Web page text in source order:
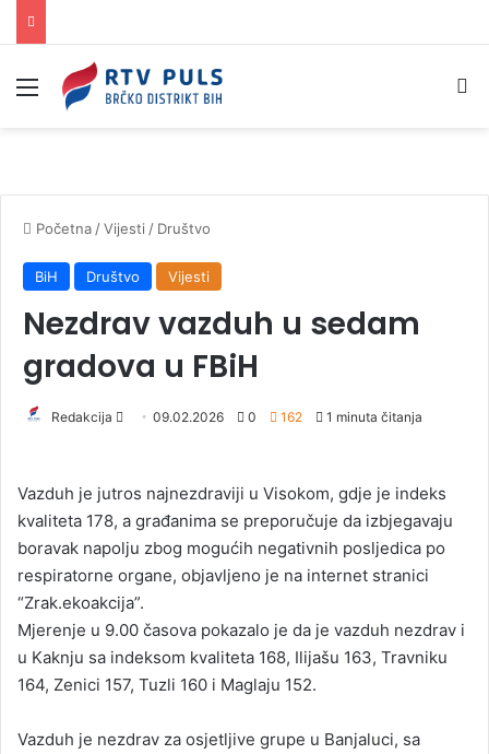
Izbornik
Početna /Vijesti / Društvo
BiH Društvo Vijesti
Nezdrav vazduh u sedam
gradova u FBiH
Redakcija
d
a
n
e
m
a
i
l
09.02.2026 0 162 1 minuta čitanja
Vazduh je jutros najnezdraviji u Visokom, gdje je indeks
kvaliteta 178, a građanima se preporučuje da izbjegavaju
boravak napolju zbog mogućih negativnih posljedica po
respiratorne organe, objavljeno je na internet stranici
“Zrak.ekoakcija”.
Mjerenje u 9.00 časova pokazalo je da je vazduh nezdrav i
u Kaknju sa indeksom kvaliteta 168, Ilijašu 163, Travniku
164, Zenici 157, Tuzli 160 i Maglaju 152.
Vazduh je nezdrav za osjetljive grupe u Banjaluci, sa